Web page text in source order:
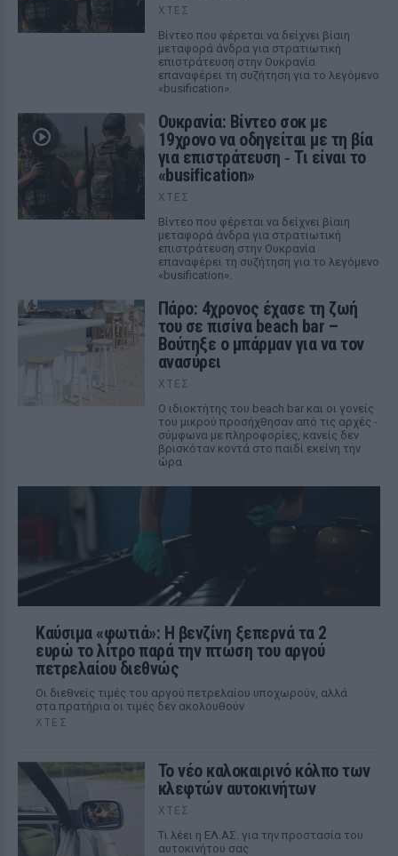
ΧΤΕΣ
Βίντεο που φέρεται να δείχνει βίαιη
μεταφορά άνδρα για στρατιωτική
επιστράτευση στην Ουκρανία
επαναφέρει τη συζήτηση για το λεγόμενο
«busification».
Ουκρανία: Βίντεο σοκ με
19χρονο να οδηγείται με τη βία
για επιστράτευση ‑ Τι είναι το
«busification»
ΧΤΕΣ
Βίντεο που φέρεται να δείχνει βίαιη
μεταφορά άνδρα για στρατιωτική
επιστράτευση στην Ουκρανία
επαναφέρει τη συζήτηση για το λεγόμενο
«busification».
Πάρο: 4χρονος έχασε τη ζωή
του σε πισίνα beach bar –
Βούτηξε ο μπάρμαν για να τον
ανασύρει
ΧΤΕΣ
Ο ιδιοκτήτης του beach bar και οι γονείς
του μικρού προσήχθησαν από τις αρχές -
σύμφωνα με πληροφορίες, κανείς δεν
βρισκόταν κοντά στο παιδί εκείνη την
ώρα
Καύσιμα «φωτιά»: Η βενζίνη ξεπερνά τα 2
ευρώ το λίτρο παρά την πτώση του αργού
πετρελαίου διεθνώς
Οι διεθνείς τιμές του αργού πετρελαίου υποχωρούν, αλλά
στα πρατήρια οι τιμές δεν ακολουθούν
ΧΤΕΣ
Το νέο καλοκαιρινό κόλπο των
κλεφτών αυτοκινήτων
ΧΤΕΣ
Tι λέει η ΕΛ.ΑΣ. για την προστασία του
αυτοκινήτου σας